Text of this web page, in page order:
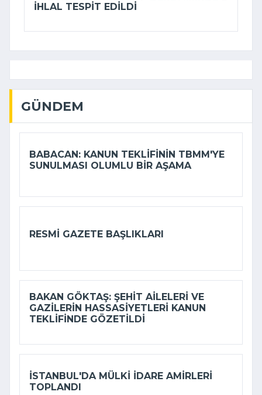
IHLAL TESPIT EDILDI
GÜNDEM
BABACAN: KANUN TEKLIFININ TBMM'YE
SUNULMASI OLUMLU BIR AŞAMA
RESMI GAZETE BAŞLIKLARI
BAKAN GÖKTAŞ: ŞEHIT AILELERI VE
GAZILERIN HASSASIYETLERI KANUN
TEKLIFINDE GÖZETILDI
İSTANBUL'DA MÜLKI IDARE AMIRLERI
TOPLANDI